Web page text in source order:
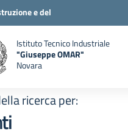
e del
Istituto Tecnico Industriale
"Giuseppe OMAR"
Novara
ricerca per: